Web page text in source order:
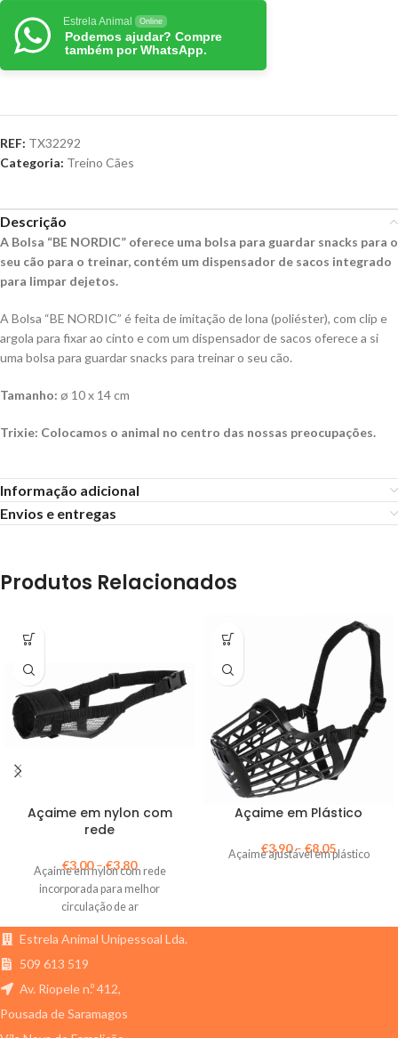
Estrela Animal Online
Podemos ajudar? Compre
também por WhatsApp.
REF: TX32292
Categoria: Treino Cães
Descrição
A Bolsa “BE NORDIC” oferece uma bolsa para guardar snacks para o
seu cão para o treinar, contém um dispensador de sacos integrado
para limpar dejetos.
A Bolsa “BE NORDIC” é feita de imitação de lona (poliéster), com clip e
argola para fixar ao cinto e com um dispensador de sacos oferece a si
uma bolsa para guardar snacks para treinar o seu cão.
Tamanho: ø 10 x 14 cm
Trixie: Colocamos o animal no centro das nossas preocupações.
Informação adicional
Envios e entregas
Produtos Relacionados
Açaime em nylon com
rede
€3,00–€3,80
Açaime em nylon com rede
incorporada para melhor
circulação de ar
Açaime em Plástico
€3,90–€8,05
Açaime ajustável em plástico
Estrela Animal Unipessoal Lda.
509 613 519
Av. Riopele n.º 412,
Pousada de Saramagos